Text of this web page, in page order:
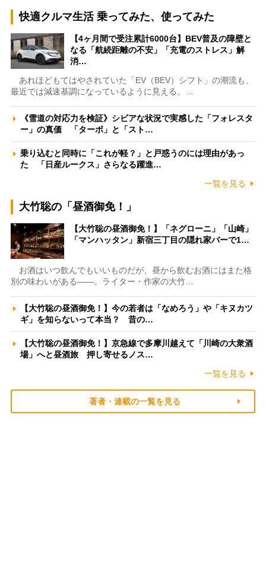
快適クルマ生活 乗ってみた、使ってみた
【4ヶ月間で受注累計6000台】BEV普及の障壁と
なる「航続距離の不安」「充電のストレス」解
消…
あれほどもてはやされていた「EV（BEV）シフト」の潮流も、
最近では減速基調になっているように見える。…
《雪道の対応力を検証》シビアな状況で実感した「フォレスタ
ー」の真価 「ターボ」と「スト…
乗り込むと同時に「これが軽？」と戸惑うのには理由があっ
た 「日産ルークス」さらなる躍進…
一覧を見る
大竹聡の「昼酒御免！」
【大竹聡の昼酒御免！】「ネグローニ」「山崎」
「マンハッタン」新宿三丁目の隠れ家バーで1…
お酒はいつ飲んでもいいものだが、昼から飲むお酒にはまた格
別の味わいがある――。ライター・作家の大竹…
【大竹聡の昼酒御免！】今の若者は「なめろう」や「キヌカツ
ギ」を知らないって本当？ 昔の…
【大竹聡の昼酒御免！】京急線で多摩川越えて「川崎の大衆酒
場」へと昼酒旅 押し寄せるノス…
一覧を見る
著者・連載の一覧を見る